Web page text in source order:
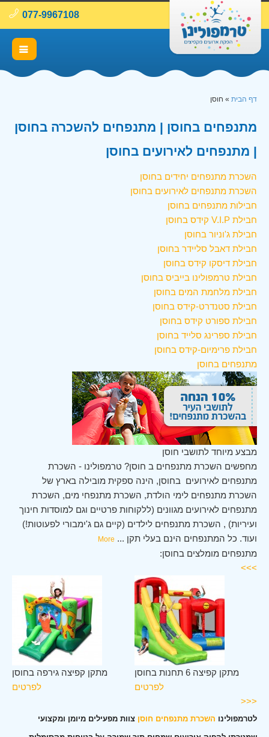
077-9967108
דף הבית » חוסן
מתנפחים בחוסן | מתנפחים להשכרה בחוסן
| מתנפחים לאירועים בחוסן
השכרת מתנפחים יחידים בחוסן
השכרת מתנפחים לאירועים בחוסן
חבילות מתנפחים בחוסן
חבילת V.I.P קידס בחוסן
חבילת ג'וניור בחוסן
חבילת דאבל סליידר בחוסן
חבילת דיסקו קידס בחוסן
חבילת טרמפולינו בייביס בחוסן
חבילת מלחמת המים בחוסן
חבילת סטנדרט-קידס בחוסן
חבילת ספורט קידס בחוסן
חבילת ספרינג סלייד בחוסן
חבילת פרימיום-קידס בחוסן
מתנפחים בחוסן
מבצע מיוחד לתושבי חוסן
מחפשים השכרת מתנפחים ב חוסן? טרמפולינו - השכרת
מתנפחים לאירועים בחוסן, הינה ספקית מובילה בארץ של
השכרת מתנפחים לימי הולדת, השכרת מתנפחי מים, השכרת
מתנפחים לאירועים מגוונים (ללקוחות פרטיים וגם למוסדות חינוך
ועיריות) , השכרת מתנפחים לילדים (קיים גם ג'ימבורי לפעוטות!)
ועוד. כל המתנפחים הינם בעלי תקן ...
More
מתנפחים מומלצים בחוסן:
>>>
מתקן קפיצה גירפה בחוסן
לפרטים
מתקן קפיצה 6 תחנות בחוסן
לפרטים
<<<
לטרמפולינו השכרת מתנפחים חוסן צוות מפעילים מיומן ומקצועי